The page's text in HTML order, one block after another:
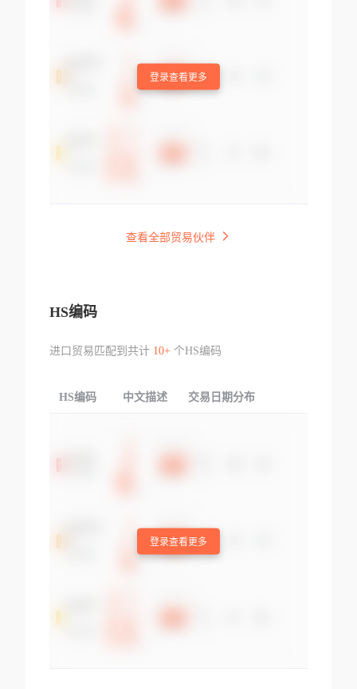
登录查看更多
查看全部贸易伙伴
HS编码
进口贸易匹配到共计 10+个HS编码
HS编码 中文描述 交易日期分布
登录查看更多